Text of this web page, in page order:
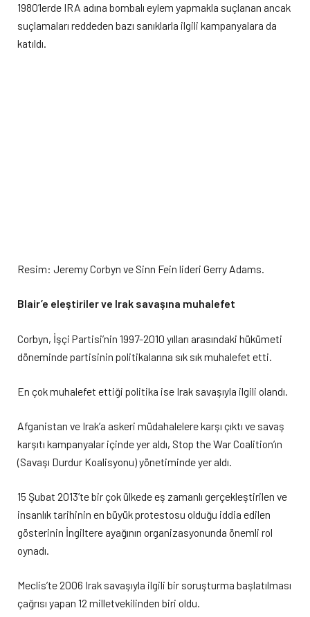
1980’lerde IRA adına bombalı eylem yapmakla suçlanan ancak
suçlamaları reddeden bazı sanıklarla ilgili kampanyalara da
katıldı.
Resim: Jeremy Corbyn ve Sinn Fein lideri Gerry Adams.
Blair’e eleştiriler ve Irak savaşına muhalefet
Corbyn, İşçi Partisi’nin 1997-2010 yılları arasındaki hükümeti
döneminde partisinin politikalarına sık sık muhalefet etti.
En çok muhalefet ettiği politika ise Irak savaşıyla ilgili olandı.
Afganistan ve Irak’a askeri müdahalelere karşı çıktı ve savaş
karşıtı kampanyalar içinde yer aldı, Stop the War Coalition’ın
(Savaşı Durdur Koalisyonu) yönetiminde yer aldı.
15 Şubat 2013’te bir çok ülkede eş zamanlı gerçekleştirilen ve
insanlık tarihinin en büyük protestosu olduğu iddia edilen
gösterinin İngiltere ayağının organizasyonunda önemli rol
oynadı.
Meclis’te 2006 Irak savaşıyla ilgili bir soruşturma başlatılması
çağrısı yapan 12 milletvekilinden biri oldu.